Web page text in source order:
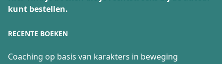
kunt bestellen.
RECENTE BOEKEN
Coaching op basis van karakters in beweging